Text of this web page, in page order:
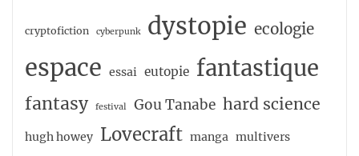
cryptofiction cyberpunk dystopie ecologie
espace essai eutopie fantastique
fantasy festival Gou Tanabe hard science
hugh howey Lovecraft manga multivers